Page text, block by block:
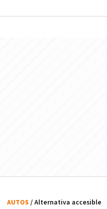
AUTOS / Alternativa accesible